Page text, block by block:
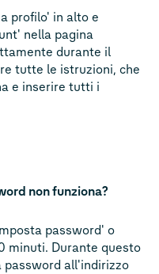
profilo' in alto e
nella pagina
durante il
tutte le istruzioni, che
e inserire tutti i
non funziona?
password' o
minuti. Durante questo
password all'indirizzo